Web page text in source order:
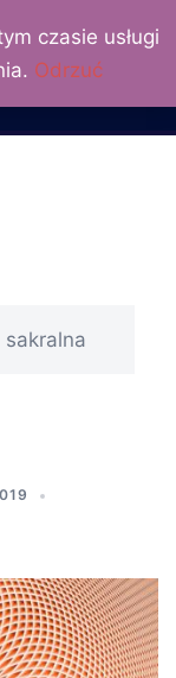
czasie usługi
Odrzuć
sakralna